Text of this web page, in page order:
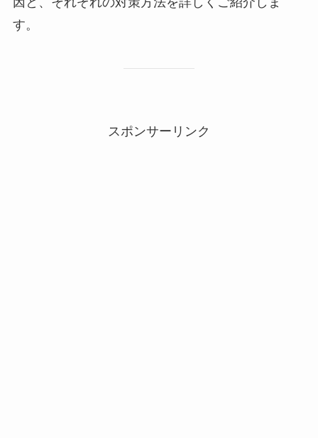
す。
スポンサーリンク